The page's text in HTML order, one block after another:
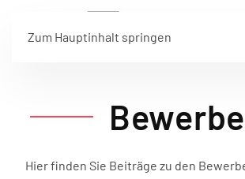
Zum Hauptinhalt springen
Bewerbe
Hier finden Sie Beiträge zu den